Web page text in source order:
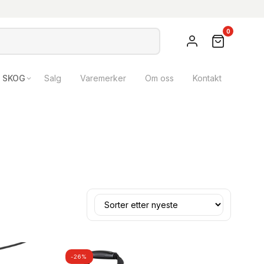
0
SKOG Salg Varemerker Om oss Kontakt
-26%